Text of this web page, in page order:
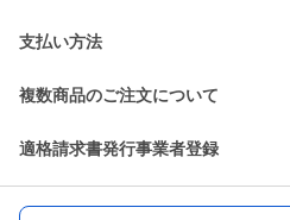
支払い方法
複数商品のご注文について
適格請求書発行事業者登録